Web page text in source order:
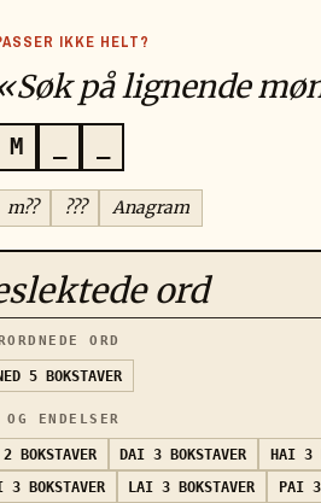
IKKE HELT?
på lignende
M
m?? ??? Anagram
ord
ORD
5 BOKSTAVER
ENDELSER
2 BOKSTAVER DAI 3 BOKSTAVER HAI 3
3 BOKSTAVER LAI 3 BOKSTAVER PAI